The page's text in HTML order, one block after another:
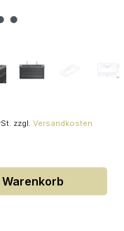
zzgl. Versandkosten
Warenkorb